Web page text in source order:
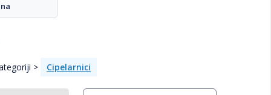
> Cipelarnici